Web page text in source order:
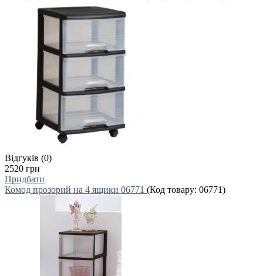
Відгуків (0)
2520 грн
Придбати
Комод прозорий на 4 ящики 06771 (Код товару: 06771)